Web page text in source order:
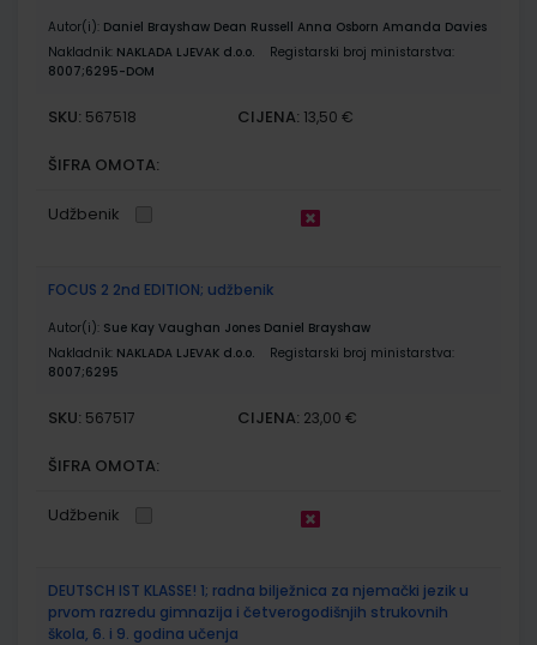
Autor(i): Daniel Brayshaw Dean Russell Anna Osborn Amanda Davies
Nakladnik: NAKLADA LJEVAK d.o.o.
Registarski broj ministarstva:
8007;6295-DOM
SKU: 567518 CIJENA: 13,50 €
ŠIFRA OMOTA:
Udžbenik
FOCUS 2 2nd EDITION; udžbenik
Autor(i): Sue Kay Vaughan Jones Daniel Brayshaw
Nakladnik: NAKLADA LJEVAK d.o.o.
Registarski broj ministarstva:
8007;6295
SKU: 567517 CIJENA: 23,00 €
ŠIFRA OMOTA:
Udžbenik
DEUTSCH IST KLASSE! 1; radna bilježnica za njemački jezik u
prvom razredu gimnazija i četverogodišnjih strukovnih
škola, 6. i 9. godina učenja